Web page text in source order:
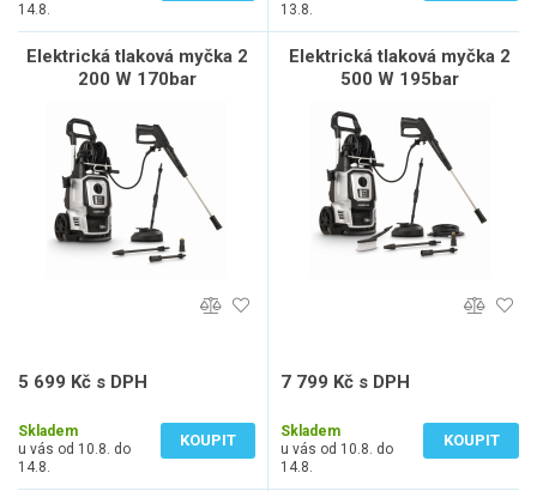
14.8.
13.8.
Elektrická tlaková myčka 2
200 W 170bar
5 699 Kč s DPH
Skladem
u vás od 10.8. do
14.8.
KOUPIT
Elektrická tlaková myčka 2
500 W 195bar
7 799 Kč s DPH
Skladem
u vás od 10.8. do
14.8.
KOUPIT